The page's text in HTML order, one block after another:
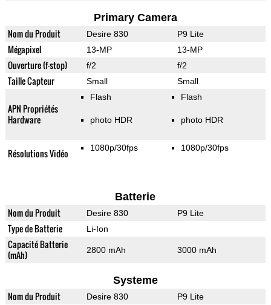
Primary Camera
Nom du Produit Desire 830 P9 Lite
Mégapixel 13-MP 13-MP
Ouverture (f-stop) f/2 f/2
Taille Capteur Small Small
APN Propriétés
Hardware
Flash
photo HDR
Flash
photo HDR
Résolutions Vidéo 1080p/30fps 1080p/30fps
Batterie
Nom du Produit Desire 830 P9 Lite
Type de Batterie Li-Ion
Capacité Batterie
(mAh)
2800 mAh 3000 mAh
Systeme
Nom du Produit Desire 830 P9 Lite